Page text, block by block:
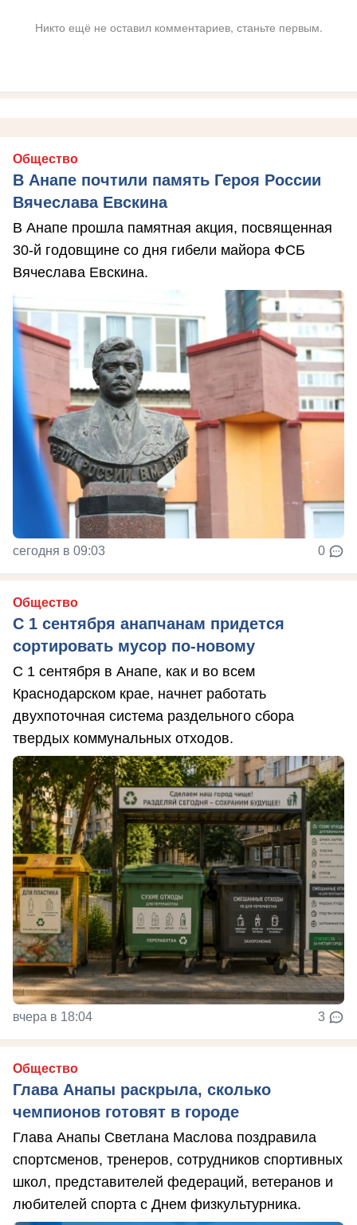
Никто ещё не оставил комментариев, станьте первым.
Общество
В Анапе почтили память Героя России
Вячеслава Евскина
В Анапе прошла памятная акция, посвященная
30-й годовщине со дня гибели майора ФСБ
Вячеслава Евскина.
сегодня в 09:03 0
Общество
С 1 сентября анапчанам придется
сортировать мусор по-новому
С 1 сентября в Анапе, как и во всем
Краснодарском крае, начнет работать
двухпоточная система раздельного сбора
твердых коммунальных отходов.
вчера в 18:04 3
Общество
Глава Анапы раскрыла, сколько
чемпионов готовят в городе
Глава Анапы Светлана Маслова поздравила
спортсменов, тренеров, сотрудников спортивных
школ, представителей федераций, ветеранов и
любителей спорта с Днем физкультурника.